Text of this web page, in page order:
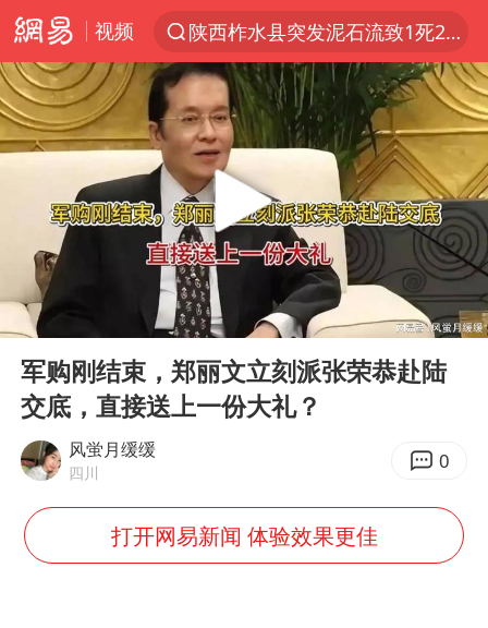
视频
陕西柞水县突发泥石流致1死2失联
探寻“技能+”促就业创业新路
聚“绿”成势，结构转型活力足
台风“白海豚”影响中国已成定局
郑国霖回应去景区上班被保安拦下
维持强台风级！白海豚直奔华东沿海
印度暴发金迪普拉病毒
41岁女子为鼓励女儿考上985研究生
24小时不关空调 电费反而更低？
“事业单位招聘不是人情买卖”
美国退回1000亿美元关税
Play
04:53
军购刚结束，郑丽文立刻派张荣恭赴陆
交底，直接送上一份大礼？
风蛍月缓缓
四川 0
打开网易新闻 体验效果更佳